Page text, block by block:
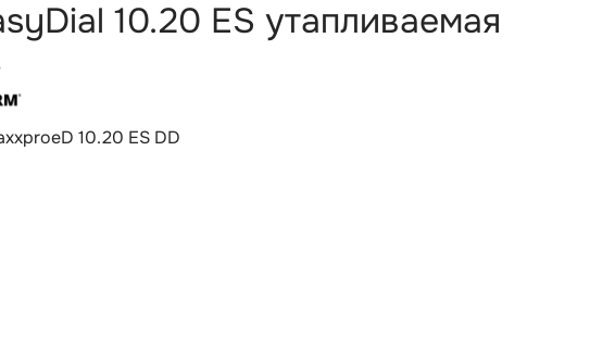
10.20 ES утапливаемая
10.20 ES DD